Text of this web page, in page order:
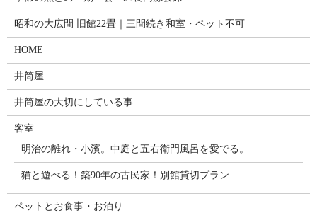
昭和の大広間 旧館22畳｜三間続き和室・ペット不可
HOME
井筒屋
井筒屋の大切にしている事
客室
明治の離れ・小濱。中庭と五右衛門風呂を愛でる。
猫と遊べる！築90年の古民家！別館貸切プラン
ペットとお食事・お泊り